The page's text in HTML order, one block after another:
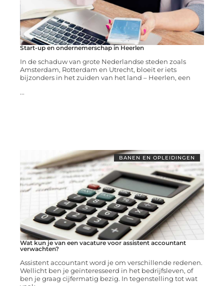
Start-up en ondernemerschap in Heerlen
In de schaduw van grote Nederlandse steden zoals
Amsterdam, Rotterdam en Utrecht, bloeit er iets
bijzonders in het zuiden van het land – Heerlen, een
...
BANEN EN OPLEIDINGEN
Wat kun je van een vacature voor assistent accountant
verwachten?
Assistent accountant word je om verschillende redenen.
Wellicht ben je geïnteresseerd in het bedrijfsleven, of
ben je graag cijfermatig bezig. In tegenstelling tot wat